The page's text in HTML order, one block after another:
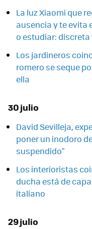
La luz Xiaomi que
ausencia y te evita
o estudiar:
Los jardineros
romero se seque
ella
30 julio
David Sevilleja,
poner un inodoro
suspendido"
Los interioristas
ducha está de
italiano
29 julio